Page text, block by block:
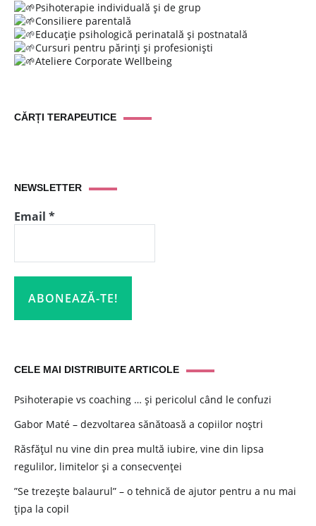
Psihoterapie individuală și de grup
Consiliere parentală
Educație psihologică perinatală și postnatală
Cursuri pentru părinți și profesioniști
Ateliere Corporate Wellbeing
CĂRȚI TERAPEUTICE
NEWSLETTER
Email *
CELE MAI DISTRIBUITE ARTICOLE
Psihoterapie vs coaching … și pericolul când le confuzi
Gabor Maté – dezvoltarea sănătoasă a copiilor noștri
Răsfățul nu vine din prea multă iubire, vine din lipsa
regulilor, limitelor și a consecvenței
”Se trezește balaurul” – o tehnică de ajutor pentru a nu mai
țipa la copil